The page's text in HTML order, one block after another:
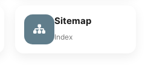
Sitemap
Index